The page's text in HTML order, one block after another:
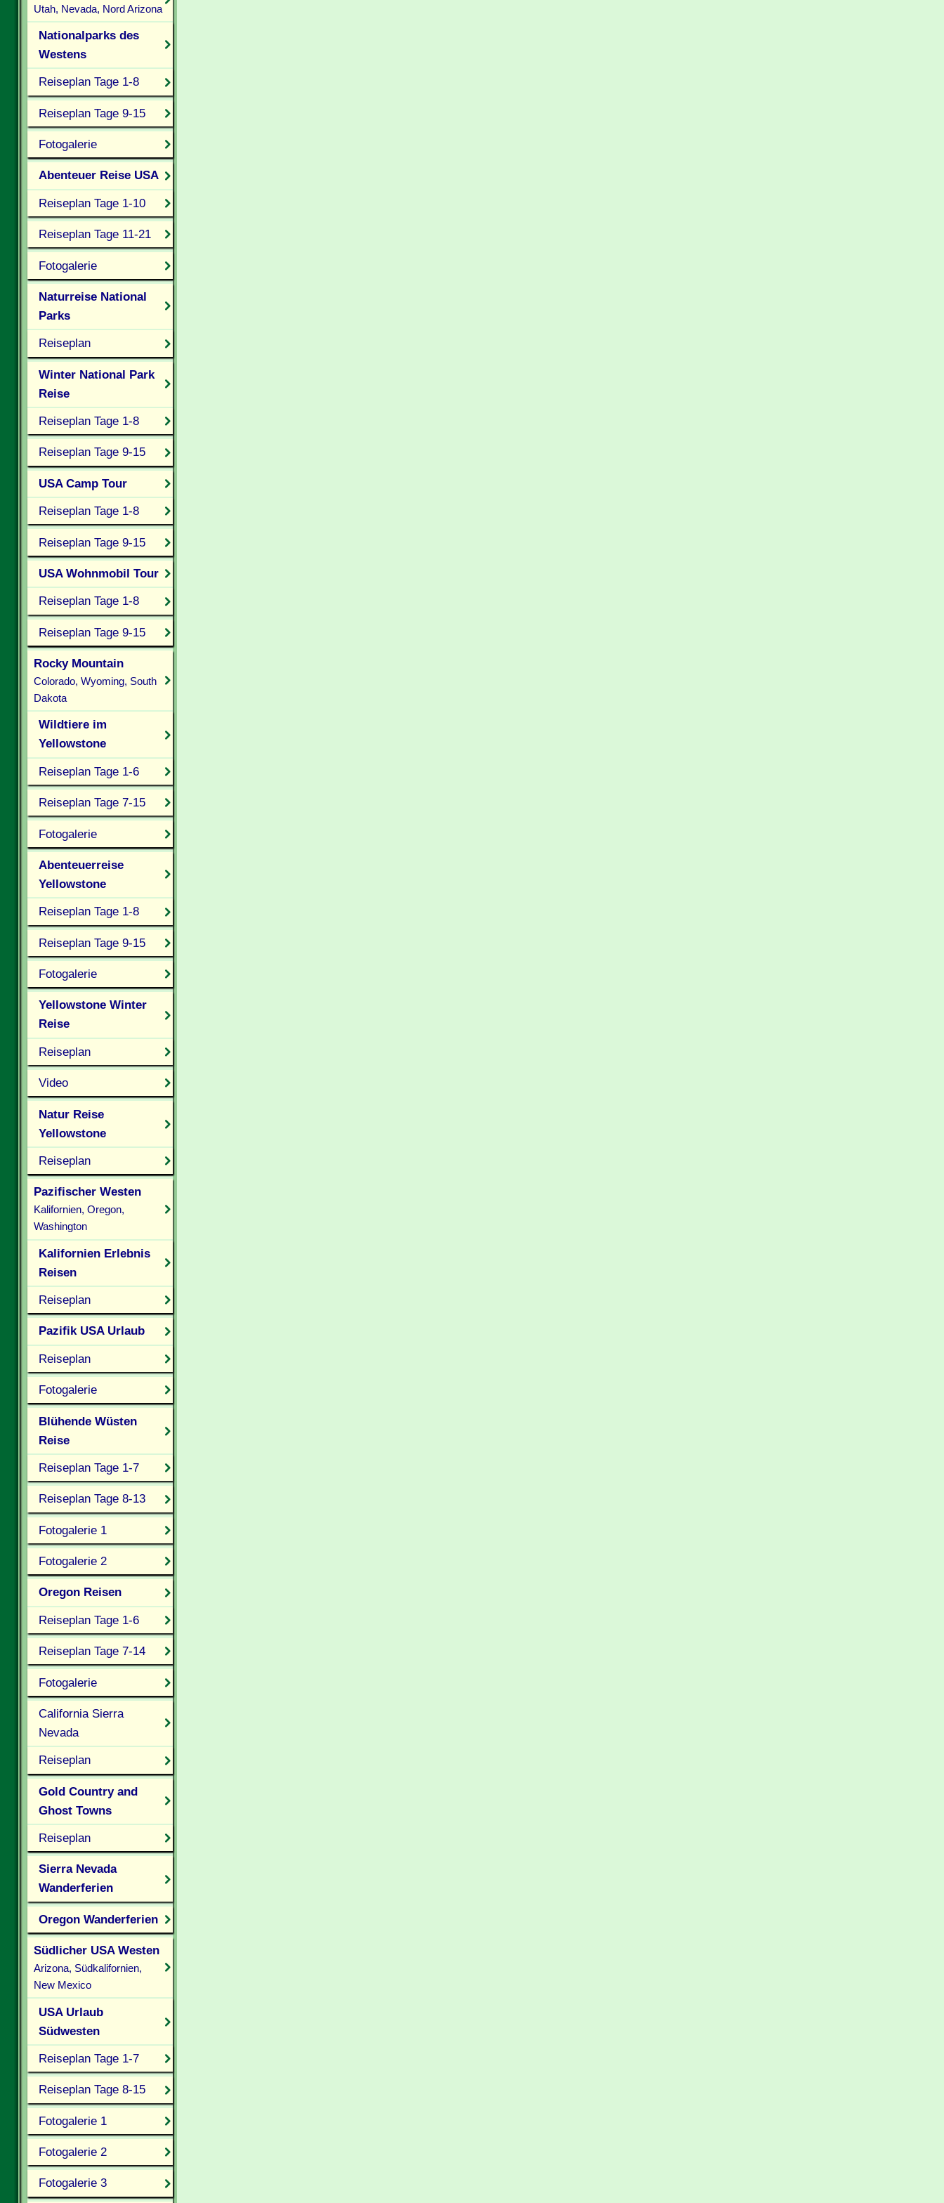
Utah, Nevada, Nord Arizona
Nationalparks des
Westens
Reiseplan Tage 1-8
Reiseplan Tage 9-15
Fotogalerie
Abenteuer Reise USA
Reiseplan Tage 1-10
Reiseplan Tage 11-21
Fotogalerie
Naturreise National
Parks
Reiseplan
Winter National Park
Reise
Reiseplan Tage 1-8
Reiseplan Tage 9-15
USA Camp Tour
Reiseplan Tage 1-8
Reiseplan Tage 9-15
USA Wohnmobil Tour
Reiseplan Tage 1-8
Reiseplan Tage 9-15
Rocky Mountain
Colorado, Wyoming, South
Dakota
Wildtiere im
Yellowstone
Reiseplan Tage 1-6
Reiseplan Tage 7-15
Fotogalerie
Abenteuerreise
Yellowstone
Reiseplan Tage 1-8
Reiseplan Tage 9-15
Fotogalerie
Yellowstone Winter
Reise
Reiseplan
Video
Natur Reise
Yellowstone
Reiseplan
Pazifischer Westen
Kalifornien, Oregon,
Washington
Kalifornien Erlebnis
Reisen
Reiseplan
Pazifik USA Urlaub
Reiseplan
Fotogalerie
Blühende Wüsten
Reise
Reiseplan Tage 1-7
Reiseplan Tage 8-13
Fotogalerie 1
Fotogalerie 2
Oregon Reisen
Reiseplan Tage 1-6
Reiseplan Tage 7-14
Fotogalerie
California Sierra
Nevada
Reiseplan
Gold Country and
Ghost Towns
Reiseplan
Sierra Nevada
Wanderferien
Oregon Wanderferien
Südlicher USA Westen
Arizona, Südkalifornien,
New Mexico
USA Urlaub
Südwesten
Reiseplan Tage 1-7
Reiseplan Tage 8-15
Fotogalerie 1
Fotogalerie 2
Fotogalerie 3